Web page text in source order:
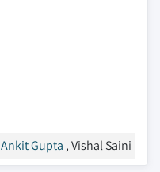
Ankit Gupta , Vishal Saini